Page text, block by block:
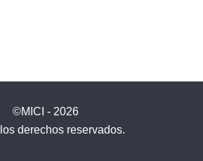
©MICI - 2026
derechos reservados.